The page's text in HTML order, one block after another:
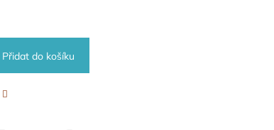
Přidat do košíku